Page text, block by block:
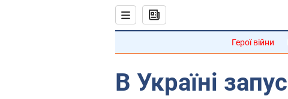
Герої війни
В Україні